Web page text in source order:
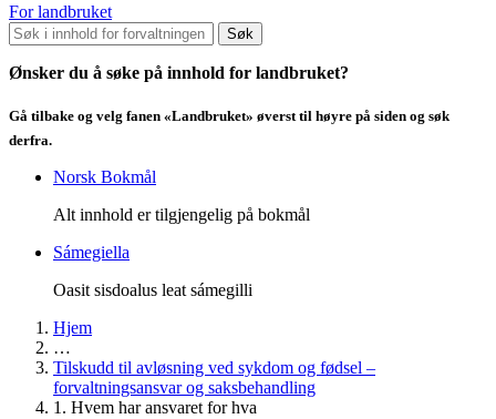
For landbruket
Søk
Ønsker du å søke på innhold for landbruket?
Gå tilbake og velg fanen «Landbruket» øverst til høyre på siden og søk
derfra.
Norsk Bokmål
Alt innhold er tilgjengelig på bokmål
Sámegiella
Oasit sisdoalus leat sámegilli
Hjem
…
Tilskudd til avløsning ved sykdom og fødsel –
forvaltningsansvar og saksbehandling
1. Hvem har ansvaret for hva